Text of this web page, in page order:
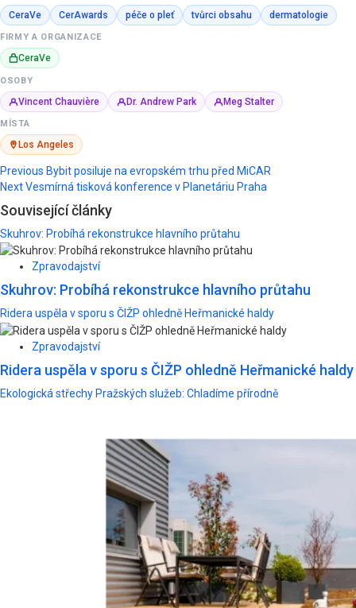
CeraVe CerAwards péče o pleť tvůrci obsahu dermatologie
FIRMY A ORGANIZACE
CeraVe
OSOBY
Vincent Chauvière Dr. Andrew Park Meg Stalter
MÍSTA
Los Angeles
Post
navigation
Previous Bybit posiluje na evropském trhu před MiCAR
NextVesmírná tisková konference v Planetáriu Praha
Související články
Skuhrov: Probíhá rekonstrukce hlavního průtahu
Zpravodajství
Skuhrov: Probíhá rekonstrukce hlavního průtahu
Ridera uspěla v sporu s ČIŽP ohledně Heřmanické haldy
Zpravodajství
Ridera uspěla v sporu s ČIŽP ohledně Heřmanické haldy
Ekologická střechy Pražských služeb: Chladíme přírodně